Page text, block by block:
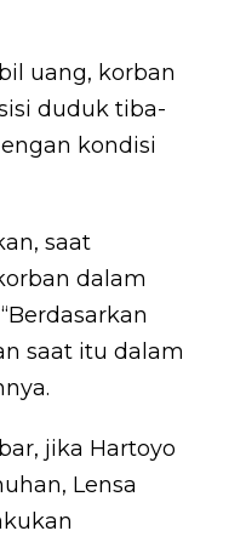
uang, korban
duduk tiba-
kondisi
saat
dalam
saat itu dalam
jika Hartoyo
Lensa